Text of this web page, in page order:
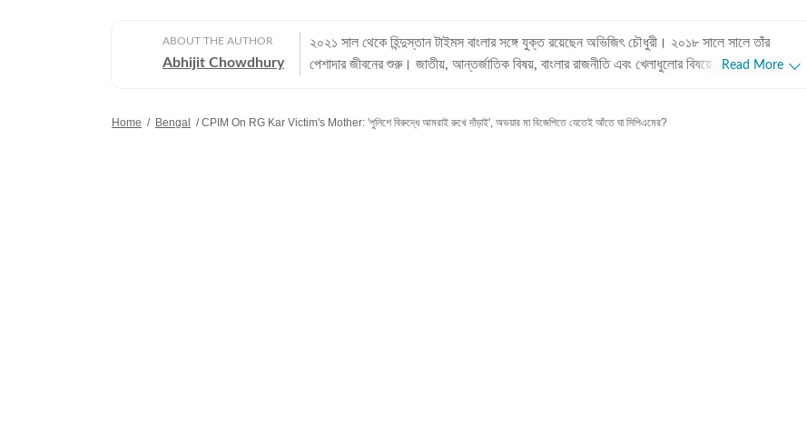
ABOUT THE AUTHOR
Abhijit Chowdhury
২০২১ সাল থেকে হিন্দুস্তান টাইমস বাংলার সঙ্গে যুক্ত রয়েছেন অভিজিৎ চৌধুরী। ২০১৮ সালে সালে তাঁর
পেশাদার জীবনের শুরু। জাতীয়, আন্তর্জাতিক বিষয়, বাংলার রাজনীতি এবং খেলাধুলোর বিষয়ে লেখার ক্ষেত্রে ৮
জগতে প্রবেশ করেছেন অভিজিৎ। হিন্দুস্তান টাইমস বাংলায় যোগদানের আগে ওয়ানইন্ডিয়া এবং ইটিভি ভারতে
Read More
Home / Bengal / CPIM On RG Kar Victim's Mother: 'পুলিশে বিরুদ্ধে আমরাই রুখে দাঁড়াই', অভয়ার মা বিজেপিতে যেতেই আঁতে ঘা সিপিএমের?